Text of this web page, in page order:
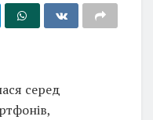
серед